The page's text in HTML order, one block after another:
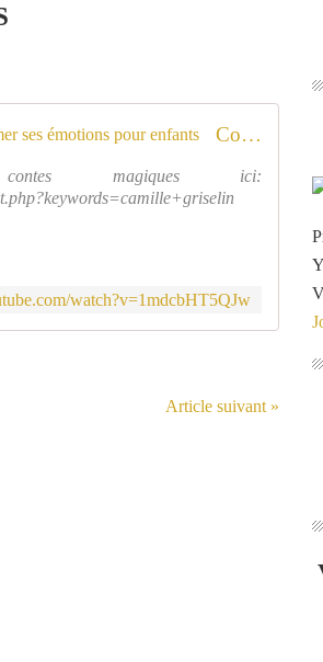
Conte Magique de Camille Griselin hypnose : exprimer ses émotions pour enfants
magiques ici:
watch?v=1mdcbHT5QJw
Article suivant »